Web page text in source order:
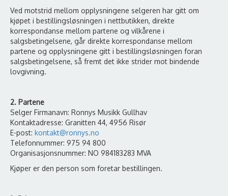
Ved motstrid mellom opplysningene selgeren har gitt om
kjøpet i bestillingsløsningen i nettbutikken, direkte
korrespondanse mellom partene og vilkårene i
salgsbetingelsene, går direkte korrespondanse mellom
partene og opplysningene gitt i bestillingsløsningen foran
salgsbetingelsene, så fremt det ikke strider mot bindende
lovgivning.
2. Partene
Selger Firmanavn: Ronnys Musikk Gullhav
Kontaktadresse: Granitten 44, 4956 Risør
E-post: kontakt@ronnys.no
Telefonnummer: 975 94 800
Organisasjonsnummer: NO 984183283 MVA
Kjøper er den person som foretar bestillingen.